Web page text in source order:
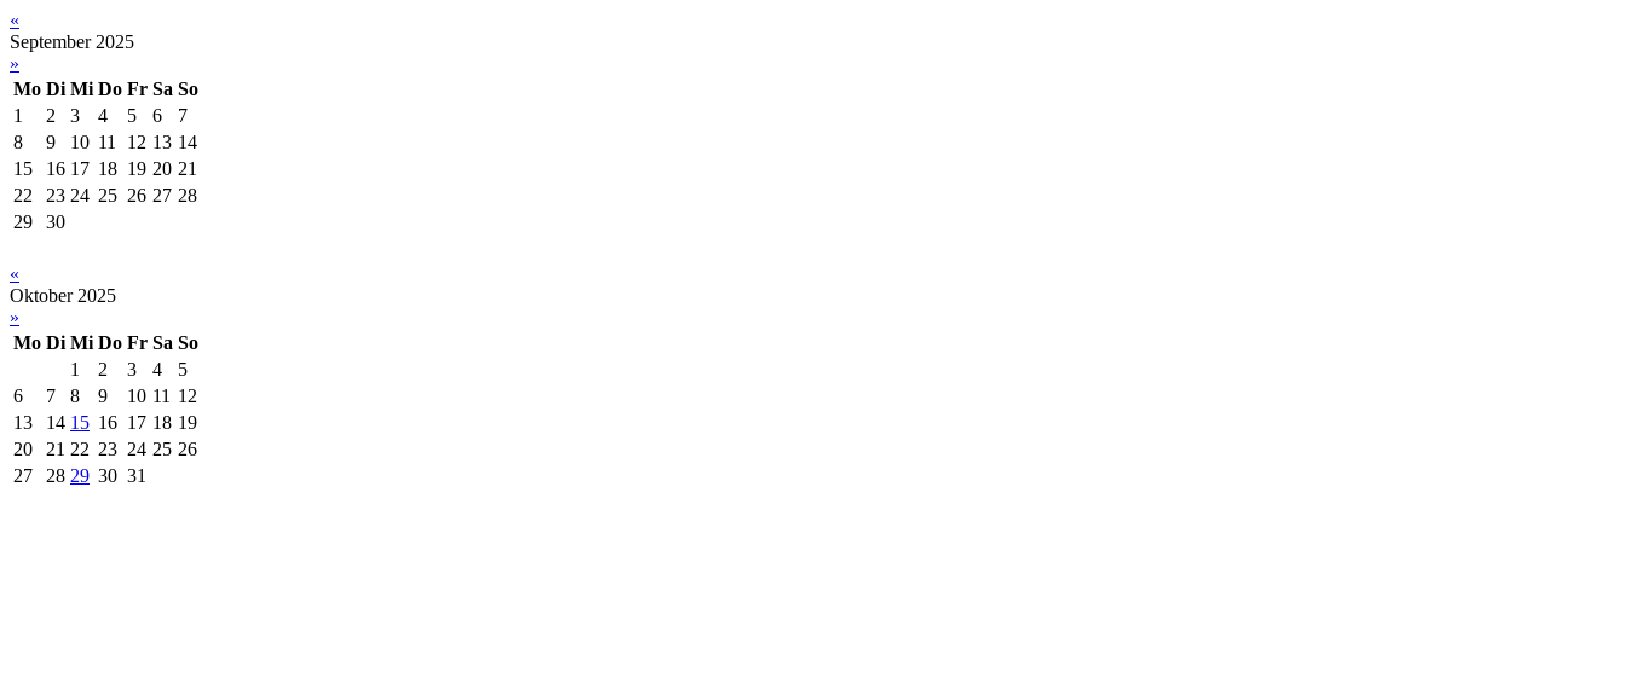
«
September 2025
»
Mo Di Mi Do Fr Sa So
1
2 3 4 5 6
7
8
9 10 11 12 13 14
15
16 17 18 19 20 21
22
23 24 25 26 27 28
29
30
«
Oktober 2025
»
Mo Di Mi Do Fr Sa So
1
2 3 4
5
6
7 8 9 10 11 12
13
14 15 16 17 18 19
20
21 22 23 24 25 26
27
28 29 30 31